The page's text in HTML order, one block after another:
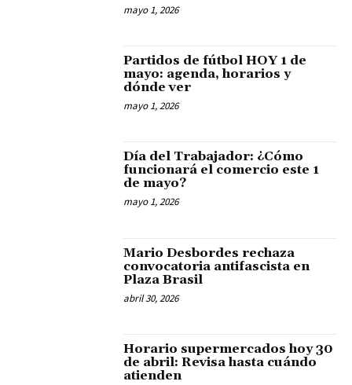
mayo 1, 2026
Partidos de fútbol HOY 1 de
mayo: agenda, horarios y
dónde ver
mayo 1, 2026
Día del Trabajador: ¿Cómo
funcionará el comercio este 1
de mayo?
mayo 1, 2026
Mario Desbordes rechaza
convocatoria antifascista en
Plaza Brasil
abril 30, 2026
Horario supermercados hoy 30
de abril: Revisa hasta cuándo
atienden